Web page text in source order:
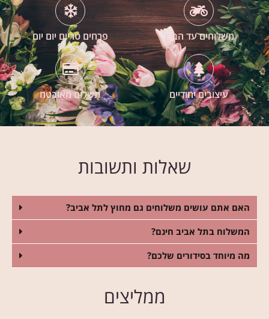
משלוחים עד הבית פרחים טריים יום יום
עיצובים יחודיים תשלום מאובטח
שאלות ותשובות
האם אתם עושים משלוחים גם מחוץ לתל אביב?
המשלוח בתל אביב חינם?
מה מיוחד בסידורים שלכם?
ממליצים